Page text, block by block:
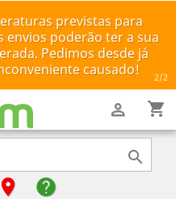
previstas para
envios poderão ter a sua
Pedimos desde já
causado!
2/2
shopping_cart


reply-text
room help